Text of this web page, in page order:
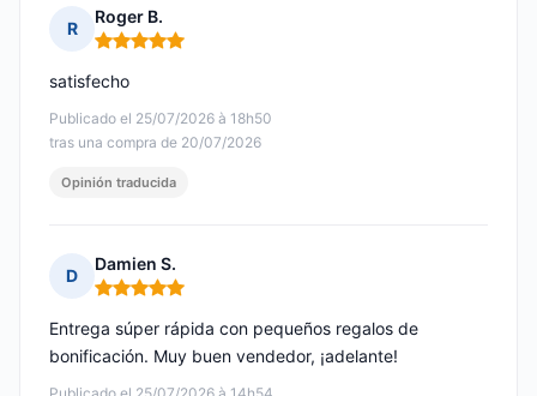
R
Roger B.
Nota: 5 de 5
Publicado el 25/07/2026 à 18h50
tras una compra de 20/07/2026
satisfecho
Opinión traducida
D
Damien S.
Nota: 5 de 5
Entrega súper rápida con pequeños regalos de
bonificación. Muy buen vendedor, ¡adelante!